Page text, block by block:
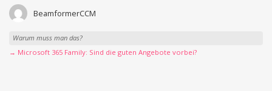
BeamformerCCM
Warum muss man das?
→ Microsoft 365 Family: Sind die guten Angebote vorbei?